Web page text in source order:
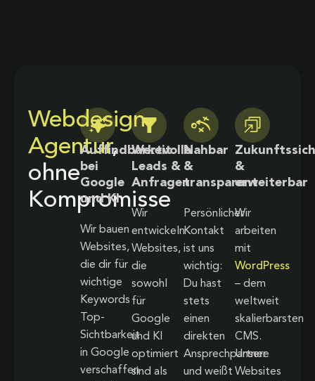
Webdesign
Agentur,
ohne
Kompromisse
Auffindbarkeit
bei
Google
und KI
Wir bauen
Websites,
die dir für
wichtige
Keywords
Top-
Sichtbarkeit
in Google
verschaffen
Wertvolle
Leads &
Anfragen
Wir
entwickeln
Websites,
die
sowohl
für
Google
und KI
optimiert
sind als
Nahbar
&
transparent
Persönlicher
Kontakt
ist uns
wichtig:
Du hast
stets
einen
direkten
Ansprechpartner
und weißt
&
erweiterbar
Wir
arbeiten
mit
WordPress
– dem
weltweit
skalierbarsten
CMS.
Unsere
Websites